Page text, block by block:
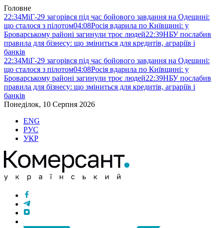
Головне
22:34МіГ-29 загорівся під час бойового завдання на Одещині:
що сталося з пілотом04:08Росія вдарила по Київщині: у
Броварському районі загинули троє людей22:39НБУ послабив
правила для бізнесу: що зміниться для кредитів, аграріїв і
банків
22:34МіГ-29 загорівся під час бойового завдання на Одещині:
що сталося з пілотом04:08Росія вдарила по Київщині: у
Броварському районі загинули троє людей22:39НБУ послабив
правила для бізнесу: що зміниться для кредитів, аграріїв і
банків
Понеділок, 10 Серпня 2026
ENG
РУС
УКР